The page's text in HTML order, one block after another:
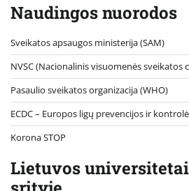
Naudingos nuorodos
Sveikatos apsaugos ministerija (SAM)
NVSC (Nacionalinis visuomenės sveikatos
Pasaulio sveikatos organizacija (WHO)
ECDC – Europos ligų prevencijos ir
Korona STOP
Lietuvos